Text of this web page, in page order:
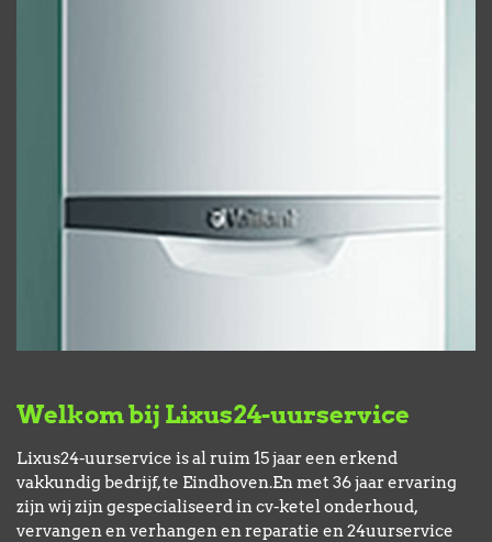
Welkom bij Lixus24-uurservice
Lixus24-uurservice is al ruim 15 jaar een erkend
vakkundig bedrijf, te Eindhoven.En met 36 jaar ervaring
zijn wij zijn gespecialiseerd in cv-ketel onderhoud,
vervangen en verhangen en reparatie en 24uurservice